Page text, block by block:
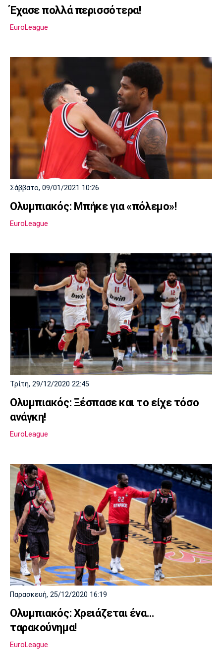
Έχασε πολλά περισσότερα!
EuroLeague
Σάββατο, 09/01/2021 10:26
Ολυμπιακός: Μπήκε για «πόλεμο»!
EuroLeague
Τρίτη, 29/12/2020 22:45
Ολυμπιακός: Ξέσπασε και το είχε τόσο
ανάγκη!
EuroLeague
Παρασκευή, 25/12/2020 16:19
Ολυμπιακός: Χρειάζεται ένα…
ταρακούνημα!
EuroLeague